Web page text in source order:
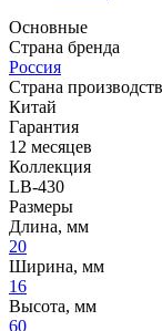
Основные
Страна бренда
Россия
Страна
Китай
Гарантия
12 месяцев
Коллекция
LB-430
Размеры
Длина, мм
20
Ширина, мм
16
Высота, мм
60